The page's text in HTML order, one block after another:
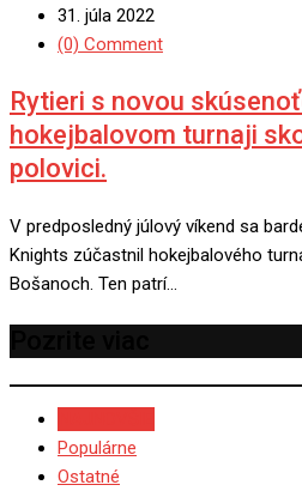
31. júla 2022
(0) Comment
Rytieri s novou
hokejbalovom turnaji
polovici.
V predposledný júlový víkend sa
Knights zúčastnil hokejbalového
Bošanoch. Ten patrí…
Populárne
Ostatné